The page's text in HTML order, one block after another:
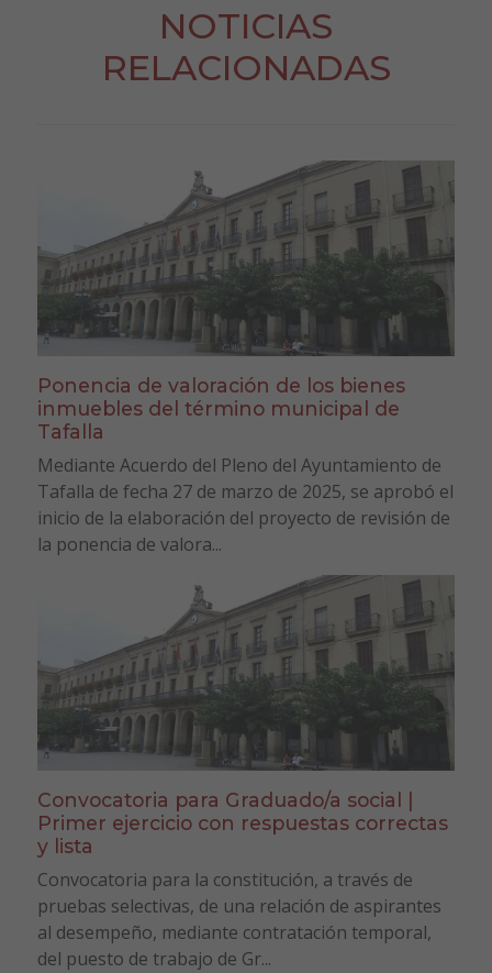
NOTICIAS
RELACIONADAS
Ponencia de valoración de los bienes
inmuebles del término municipal de
Tafalla
Mediante Acuerdo del Pleno del Ayuntamiento de
Tafalla de fecha 27 de marzo de 2025, se aprobó el
inicio de la elaboración del proyecto de revisión de
la ponencia de valora...
Convocatoria para Graduado/a social |
Primer ejercicio con respuestas correctas
y lista
Convocatoria para la constitución, a través de
pruebas selectivas, de una relación de aspirantes
al desempeño, mediante contratación temporal,
del puesto de trabajo de Gr...